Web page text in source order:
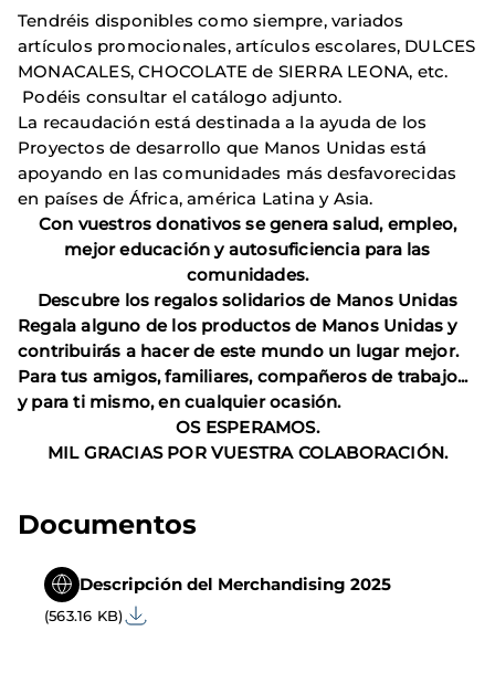
Tendréis disponibles como siempre, variados
artículos promocionales, artículos escolares, DULCES
MONACALES, CHOCOLATE de SIERRA LEONA, etc.
Podéis consultar el catálogo adjunto.
La recaudación está destinada a la ayuda de los
Proyectos de desarrollo que Manos Unidas está
apoyando en las comunidades más desfavorecidas
en países de África, américa Latina y Asia.
Con vuestros donativos se genera salud, empleo,
mejor educación y autosuficiencia para las
comunidades.
Descubre los regalos solidarios de Manos Unidas
Regala alguno de los productos de Manos Unidas y
contribuirás a hacer de este mundo un lugar mejor.
Para tus amigos, familiares, compañeros de trabajo...
y para ti mismo, en cualquier ocasión.
OS ESPERAMOS.
MIL GRACIAS POR VUESTRA COLABORACIÓN.
Documentos
Descripción del Merchandising 2025
(563.16 KB)